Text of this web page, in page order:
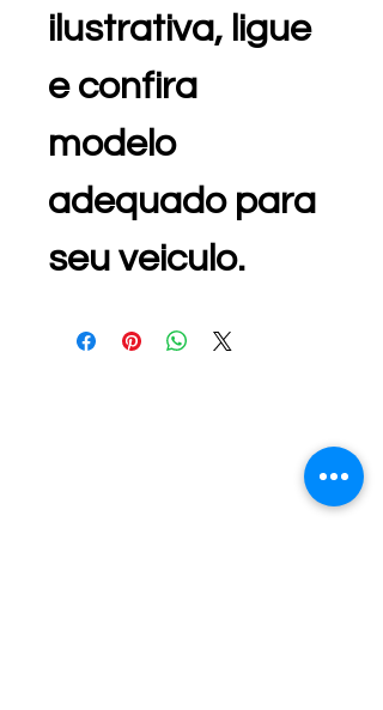
ilustrativa, ligue
e confira
modelo
adequado para
seu veiculo.